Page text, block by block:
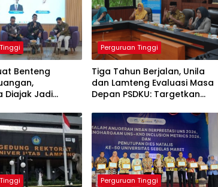
Benteng
Diajak Jadi
Perguruan Tinggi
Tiga Tahun Berjalan, Unila
dan Lamteng Evaluasi Masa
Depan PSDKU: Targetkan
Perguruan Tinggi